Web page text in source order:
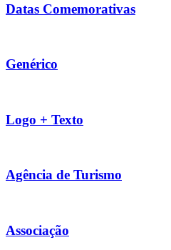
Datas Comemorativas
Genérico
Logo + Texto
Agência de Turismo
Associação